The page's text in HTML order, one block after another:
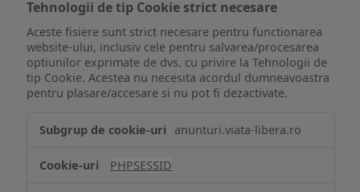
Tehnologii de tip Cookie strict necesare
Aceste fisiere sunt strict necesare pentru functionarea
website-ului, inclusiv cele pentru salvarea/procesarea
optiunilor exprimate de dvs. cu privire la Tehnologii de
tip Cookie. Acestea nu necesita acordul dumneavoastra
pentru plasare/accesare si nu pot fi dezactivate.
de
Cookie
anunturi.viata-libera.ro
PHPSESSID